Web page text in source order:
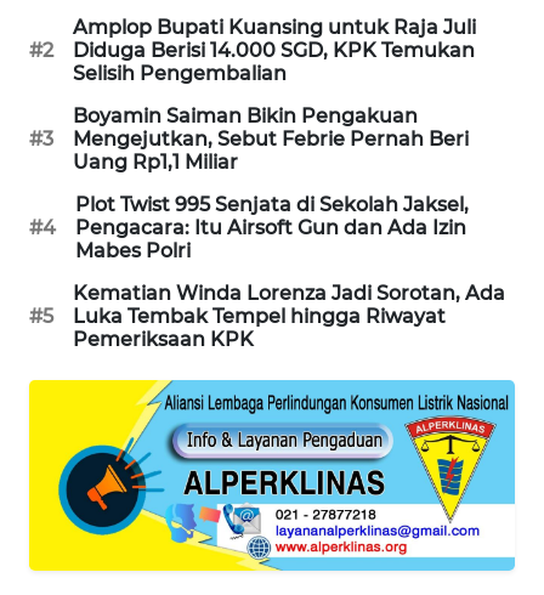
#2
Amplop Bupati Kuansing untuk Raja Juli
Diduga Berisi 14.000 SGD, KPK Temukan
Selisih Pengembalian
#3
Boyamin Saiman Bikin Pengakuan
Mengejutkan, Sebut Febrie Pernah Beri
Uang Rp1,1 Miliar
#4
Plot Twist 995 Senjata di Sekolah Jaksel,
Pengacara: Itu Airsoft Gun dan Ada Izin
Mabes Polri
#5
Kematian Winda Lorenza Jadi Sorotan, Ada
Luka Tembak Tempel hingga Riwayat
Pemeriksaan KPK
LKKI
KOPEKLIN
PORTAL
KONSUMEN
FORWAMKI
ALPERKLINAS
NEWS
SITUNGIR